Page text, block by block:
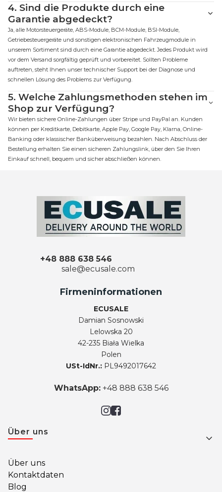
4. Sind die Produkte durch eine
Garantie abgedeckt?
Ja, alle Motorsteuergeräte, ABS-Module, BCM-Module, BSI-Module,
Getriebesteuergeräte und sonstigen elektronischen Fahrzeugmodule in
unserem Sortiment sind durch eine Garantie abgedeckt. Jedes Produkt wird
vor dem Versand sorgfältig geprüft und vorbereitet. Sollten Probleme
auftreten, steht Ihnen unser technischer Support bei der Diagnose und
schnellen Lösung des Problems zur Verfügung.
5. Welche Zahlungsmethoden stehen im
Shop zur Verfügung?
Wir bieten sichere Online-Zahlungen über Stripe und PayPal an. Kunden
können per Kreditkarte, Debitkarte, Apple Pay, Google Pay, Klarna, Online-
Banking oder klassischer Banküberweisung bezahlen. Nach Abschluss der
Bestellung erhalten Sie einen sicheren Zahlungslink, über den Sie Ihren
Einkauf schnell, bequem und sicher abschließen können.
+48 888 638 546
sale@ecusale.com
Firmeninformationen
ECUSALE
Damian Sosnowski
Lelowska 20
42-235 Biała Wielka
Polen
USt-IdNr.: PL9492017642
WhatsApp:+48 888 638 546
Fußzeilenmenü
Über uns
Über uns
Kontaktdaten
Blog